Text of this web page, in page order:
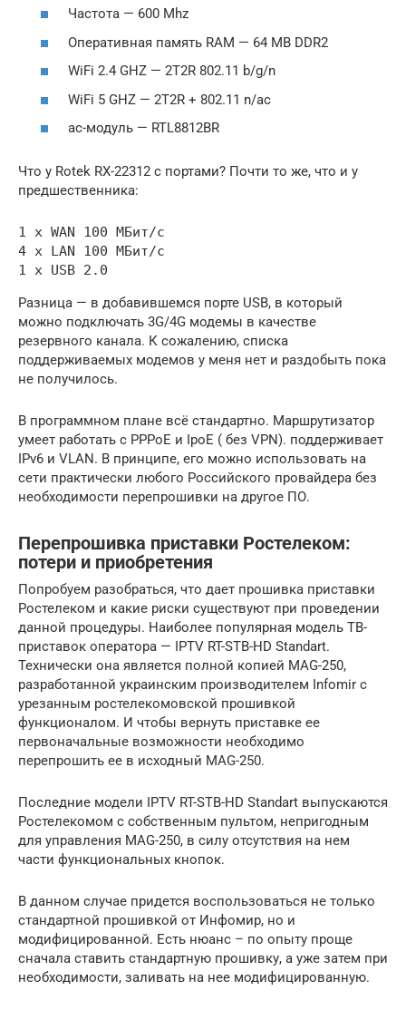
Частота — 600 Mhz
Оперативная память RAM — 64 MB DDR2
WiFi 2.4 GHZ — 2T2R 802.11 b/g/n
WiFi 5 GHZ — 2T2R + 802.11 n/ac
ac-модуль — RTL8812BR
Что у Rotek RX-22312 с портами? Почти то же, что и у
предшественника:
1 x WAN 100 МБит/с
4 x LAN 100 МБит/с
1 x USB 2.0
Разница — в добавившемся порте USB, в который
можно подключать 3G/4G модемы в качестве
резервного канала. К сожалению, списка
поддерживаемых модемов у меня нет и раздобыть пока
не получилось.
В программном плане всё стандартно. Маршрутизатор
умеет работать с PPPoE и IpoE ( без VPN). поддерживает
IPv6 и VLAN. В принципе, его можно использовать на
сети практически любого Российского провайдера без
необходимости перепрошивки на другое ПО.
Перепрошивка приставки Ростелеком:
потери и приобретения
Попробуем разобраться, что дает прошивка приставки
Ростелеком и какие риски существуют при проведении
данной процедуры. Наиболее популярная модель ТВ-
приставок оператора — IPTV RT-STB-HD Standart.
Технически она является полной копией MAG-250,
разработанной украинским производителем Infomir c
урезанным ростелекомовской прошивкой
функционалом. И чтобы вернуть приставке ее
первоначальные возможности необходимо
перепрошить ее в исходный MAG-250.
Последние модели IPTV RT-STB-HD Standart выпускаются
Ростелекомом с собственным пультом, непригодным
для управления MAG-250, в силу отсутствия на нем
части функциональных кнопок.
В данном случае придется воспользоваться не только
стандартной прошивкой от Инфомир, но и
модифицированной. Есть нюанс – по опыту проще
сначала ставить стандартную прошивку, а уже затем при
необходимости, заливать на нее модифицированную.